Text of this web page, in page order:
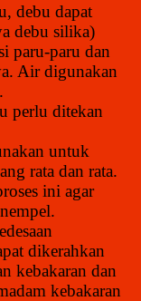
debu dapat
debu silika)
paru-paru dan
Air digunakan
perlu ditekan
untuk
rata dan rata.
ini agar
dikerahkan
kebakaran dan
kebakaran